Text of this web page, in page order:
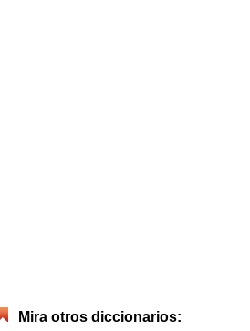
Mira otros diccionarios: